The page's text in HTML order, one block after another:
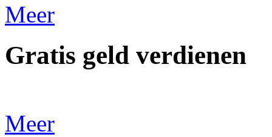
Meer
Gratis geld verdienen
Meer